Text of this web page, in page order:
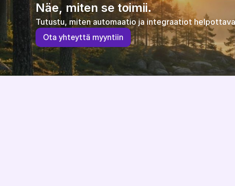
Näe, miten se toimii.
Tutustu, miten automaatio ja integraatiot
Ota yhteyttä myyntiin